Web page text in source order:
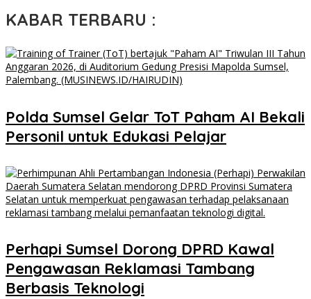
KABAR TERBARU :
Polda Sumsel Gelar ToT Paham AI Bekali
Personil untuk Edukasi Pelajar
Perhapi Sumsel Dorong DPRD Kawal
Pengawasan Reklamasi Tambang
Berbasis Teknologi